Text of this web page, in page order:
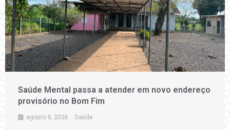
Saúde Mental passa a atender em novo endereço
provisório no Bom Fim
agosto 6, 2026 Saúde